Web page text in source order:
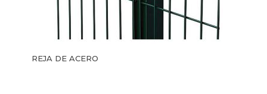
REJA DE ACERO